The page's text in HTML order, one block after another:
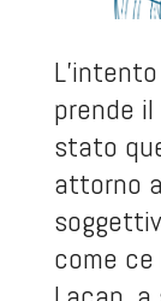
prende
stato
attorno
come